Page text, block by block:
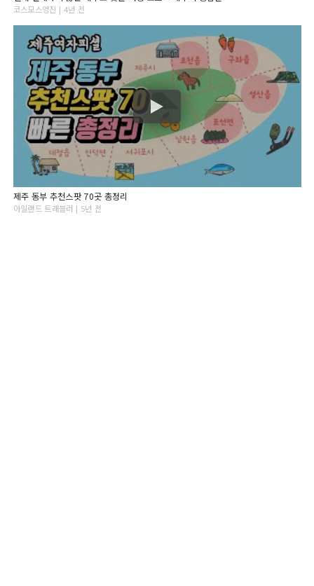
코스모스영진 | 4년 전
제주 동부 추천스팟 70곳 총정리
아일랜드 트래블러 | 5년 전